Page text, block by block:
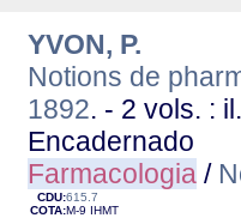
YVON, P.
Notions de
1892. - 2 vols. :
Encadernado
Farmacologia /
CDU:615.7
COTA:M-9 IHMT